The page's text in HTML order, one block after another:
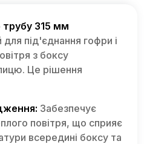
315 мм
під'єднання гофри і
з боксу
Це рішення
Забезпечує
повітря, що сприяє
всередині боксу та